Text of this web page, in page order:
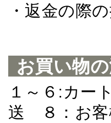
・返金の際
お買い物
１～６:カー
送 ８：お客